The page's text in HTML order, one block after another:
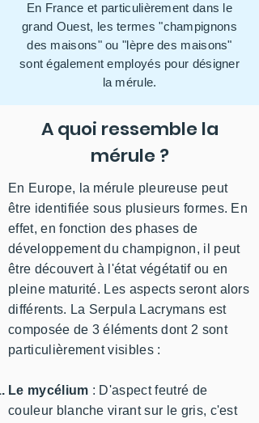
En France et particulièrement dans le
grand Ouest, les termes "champignons
des maisons" ou "lèpre des maisons"
sont également employés pour désigner
la mérule.
En Europe, la mérule pleureuse peut
être identifiée sous plusieurs formes. En
effet, en fonction des phases de
développement du champignon, il peut
être découvert à l'état végétatif ou en
pleine maturité. Les aspects seront alors
différents. La Serpula Lacrymans est
composée de 3 éléments dont 2 sont
particulièrement visibles :
Le mycélium : D'aspect feutré de
couleur blanche virant sur le gris, c'est
A quoi ressemble la
mérule ?